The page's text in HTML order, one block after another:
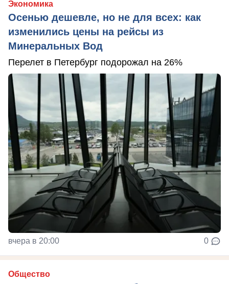
Экономика
Осенью дешевле, но не для всех: как
изменились цены на рейсы из
Минеральных Вод
Перелет в Петербург подорожал на 26%
вчера в 20:00 0
Общество